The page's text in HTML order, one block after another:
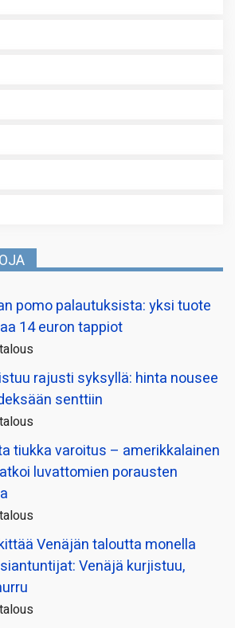
pomo palautuksista: yksi tuote
14 euron tappiot
rajusti syksyllä: hinta nousee
senttiin
tiukka varoitus – amerikkalainen
luvattomien porausten
Venäjän taloutta monella
Venäjä kurjistuu,